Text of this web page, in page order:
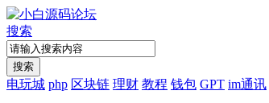
搜索
搜索
电玩城 php 区块链 理财 教程 钱包 GPT im通讯